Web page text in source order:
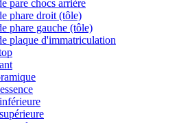
pare chocs arrière
phare droit (tôle)
phare gauche (tôle)
plaque d'immatriculation